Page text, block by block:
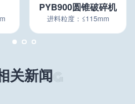
PYB900圆锥破碎机
进料粒度：≤115mm
关新闻